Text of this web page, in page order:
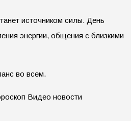
источником силы. День
энергии, общения с близкими
во всем.
Видео новости